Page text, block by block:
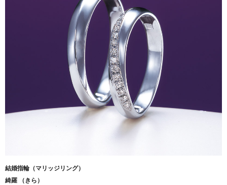
結婚指輪（マリッジリング）
綺羅 （きら）